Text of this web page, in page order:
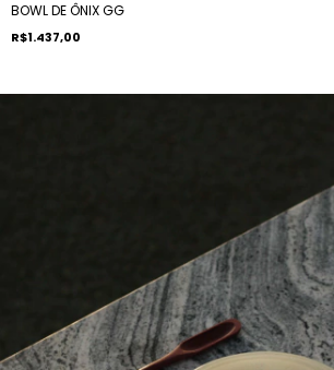
BOWL DE ÔNIX GG
R$1.437,00